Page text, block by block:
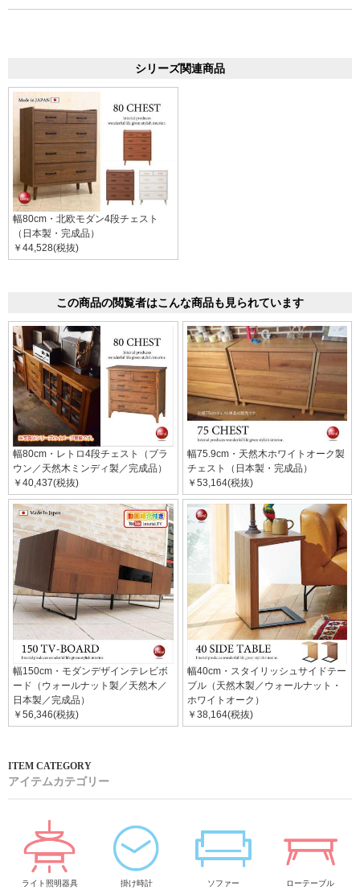
シリーズ関連商品
幅80cm・北欧モダン4段チェスト
（日本製・完成品）
￥44,528(税抜)
この商品の閲覧者はこんな商品も見られています
幅80cm・レトロ4段チェスト（ブラ
ウン／天然木ミンディ製／完成品）
￥40,437(税抜)
幅75.9cm・天然木ホワイトオーク製
チェスト（日本製・完成品）
￥53,164(税抜)
幅150cm・モダンデザインテレビボ
ード（ウォールナット製／天然木／
日本製／完成品）
￥56,346(税抜)
幅40cm・スタイリッシュサイドテー
ブル（天然木製／ウォールナット・
ホワイトオーク）
￥38,164(税抜)
アイテムカテゴリー
ライト照明器具 掛け時計 ソファー ローテーブル